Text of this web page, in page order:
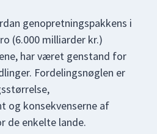
genopretningspakkens i
(6.000 milliarder kr.)
har været genstand for
Fordelingsnøglen er
og konsekvenserne af
de enkelte lande.